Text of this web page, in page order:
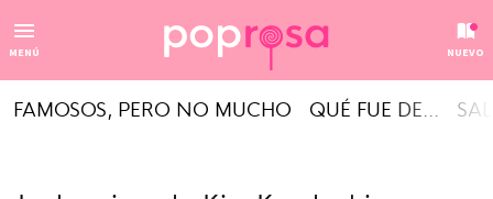
MENÚ NUEVO
FAMOSOS, PERO NO MUCHO QUÉ FUE DE...